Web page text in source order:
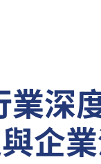
深
企